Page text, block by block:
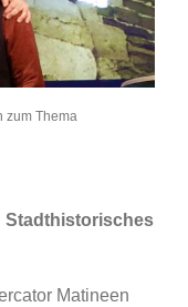
zum Thema
Stadthistorisches
Matineen